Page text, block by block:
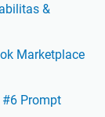
&
Marketplace
#6 Prompt